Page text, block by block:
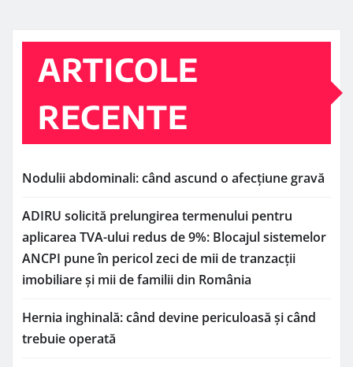
ARTICOLE
RECENTE
Nodulii abdominali: când ascund o afecțiune gravă
ADIRU solicită prelungirea termenului pentru
aplicarea TVA-ului redus de 9%: Blocajul sistemelor
ANCPI pune în pericol zeci de mii de tranzacții
imobiliare și mii de familii din România
Hernia inghinală: când devine periculoasă și când
trebuie operată